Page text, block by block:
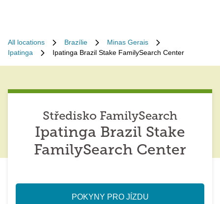
All locations Brazílie
Minas Gerais
Ipatinga
Ipatinga Brazil Stake FamilySearch Center
Středisko FamilySearch
Ipatinga Brazil Stake
FamilySearch Center
POKYNY PRO JÍZDU